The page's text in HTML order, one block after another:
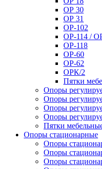
ОР 30
ОР 31
ОР-102
ОР-114 /
ОР-118
ОР-60
ОР-62
ОРК/2
Пятки
Опоры
Опоры
Опоры
Опоры
Пятки
Опоры стационарные
Опоры
Опоры
Опоры